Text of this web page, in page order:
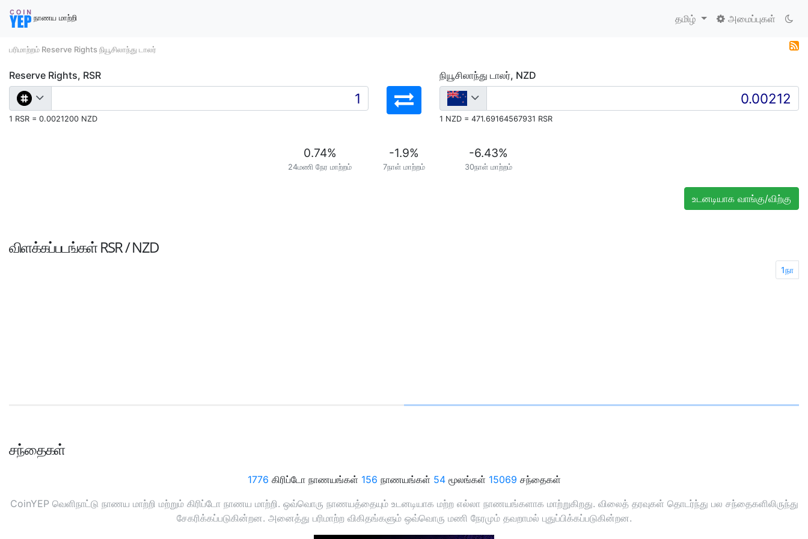
நாணய மாற்றி தமிழ் அமைப்புகள்
பரிமாற்றம் Reserve Rights நியூசிலாந்து டாலர்
Reserve Rights, RSR
1 RSR = 0.0021200 NZD
நியூசிலாந்து டாலர், NZD
1 NZD = 471.69164567931 RSR
0.74%
24மணி நேர மாற்றம்
-1.9%
7நாள் மாற்றம்
-6.43%
30நாள் மாற்றம்
உடனடியாக வாங்கு/விற்கு
விளக்கப்படங்கள்RSR / NZD
1நா
சந்தைகள்
1776 கிரிப்டோ நாணயங்கள் 156 நாணயங்கள் 54மூலங்கள் 15069 சந்தைகள்
CoinYEP வெளிநாட்டு நாணய மாற்றி மற்றும் கிரிப்டோ நாணய மாற்றி. ஒவ்வொரு நாணயத்தையும் உடனடியாக மற்ற எல்லா நாணயங்களாக மாற்றுகிறது. விலைத் தரவுகள் தொடர்ந்து பல சந்தைகளிலிருந்து
சேகரிக்கப்படுகின்றன. அனைத்து பரிமாற்ற விகிதங்களும் ஒவ்வொரு மணி நேரமும் தவறாமல் புதுப்பிக்கப்படுகின்றன.